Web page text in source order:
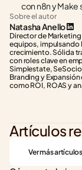
con n8n y
Sobre el autor
Natasha Anello
Director de
equipos, impulsando
crecimiento. Sólida
con roles clave en
Simplestate,
Branding y
como ROI, ROAS y
Artículos
Ver más artículos